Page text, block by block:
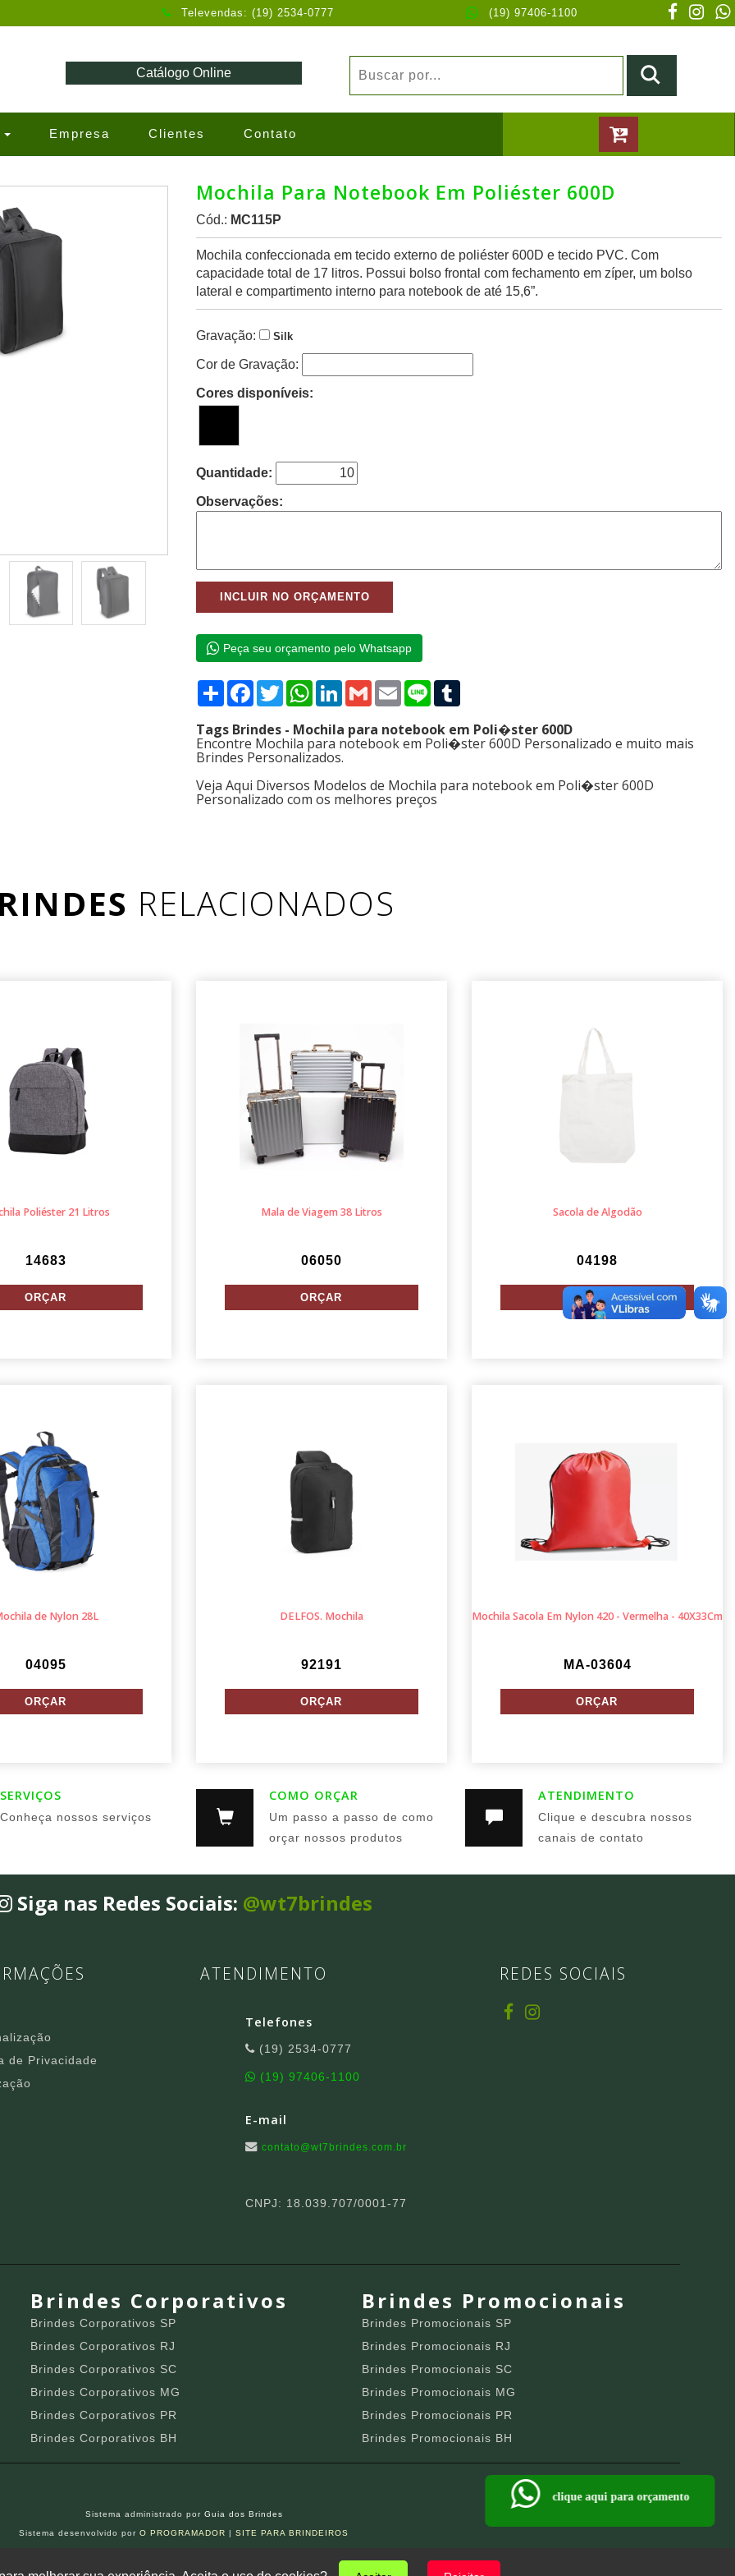
Televendas: (19) 2534-0777 (19) 97406-1100
Catálogo Online
Empresa Clientes Contato
Mochila Para Notebook Em Poliéster 600D
Cód.: MC115P
Mochila confeccionada em tecido externo de poliéster 600D e tecido PVC. Com
capacidade total de 17 litros. Possui bolso frontal com fechamento em zíper, um bolso
lateral e compartimento interno para notebook de até 15,6”.
Gravação: Silk
Cor de Gravação:
Cores disponíveis:
Quantidade:
Observações:
Peça seu orçamento pelo Whatsapp
Compartilhar
Facebook
TwitterWhatsApp
LinkedIn
GmailEmailLine
Tags Brindes - Mochila para notebook em Poli�ster 600D
Encontre Mochila para notebook em Poli�ster 600D Personalizado e muito mais
Brindes Personalizados.
Veja Aqui Diversos Modelos de Mochila para notebook em Poli�ster 600D
Personalizado com os melhores preços
RELACIONADOS
Poliéster 21 Litros
14683
Mala de Viagem 38 Litros
06050
Sacola de Algodão
04198
de Nylon 28L
04095
DELFOS. Mochila
92191
Mochila Sacola Em Nylon 420 - Vermelha - 40X33Cm
MA-03604
SERVIÇOS
Conheça nossos serviços
COMO ORÇAR
Um passo a passo de como
orçar nossos produtos
ATENDIMENTO
Clique e descubra nossos
canais de contato
Siga nas Redes Sociais: @wt7brindes
de Privacidade
ATENDIMENTO
Telefones
(19) 2534-0777
(19) 97406-1100
E-mail
contato@wt7brindes.com.br
CNPJ: 18.039.707/0001-77
REDES SOCIAIS
Brindes Corporativos
Brindes Corporativos SP
Brindes Corporativos RJ
Brindes Corporativos SC
Brindes Corporativos MG
Brindes Corporativos PR
Brindes Corporativos BH
Brindes Promocionais
Brindes Promocionais SP
Brindes Promocionais RJ
Brindes Promocionais SC
Brindes Promocionais MG
Brindes Promocionais PR
Brindes Promocionais BH
Sistema administrado por Guia dos Brindes
Sistema desenvolvido por O PROGRAMADOR | SITE PARA BRINDEIROS
clique aqui para orçamento